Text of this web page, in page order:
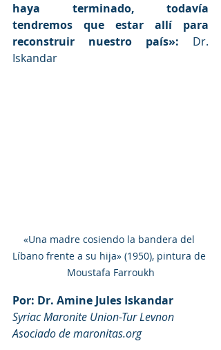
haya terminado, todavía
tendremos que estar allí para
reconstruir nuestro país»: Dr.
Iskandar
«Una madre cosiendo la bandera del
Líbano frente a su hija» (1950), pintura de
Moustafa Farroukh
Por: Dr. Amine Jules Iskandar
Syriac Maronite Union-Tur Levnon
Asociado de maronitas.org